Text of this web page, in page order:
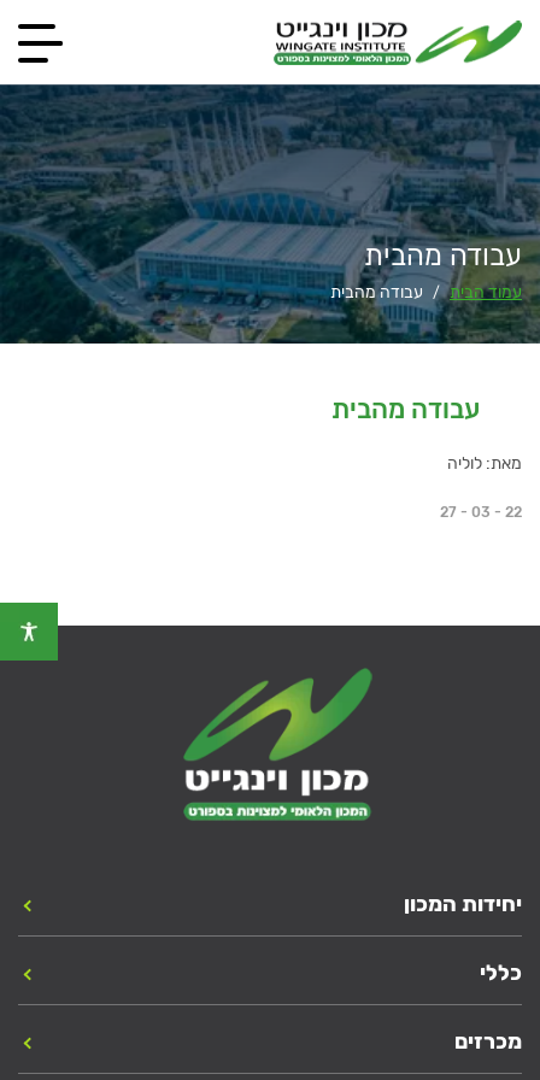
עבודה מהבית
עמוד הבית / עבודה מהבית
עבודה מהבית
מאת: לוליה
27 - 03 - 22
יחידות המכון
כללי
מכרזים